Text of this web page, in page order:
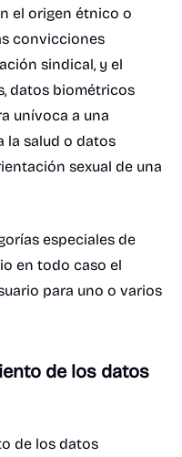
el origen étnico o
convicciones
sindical, y el
datos biométricos
unívoca a una
la salud o datos
sexual de una
especiales de
en todo caso el
para uno o varios
de los datos
de los datos